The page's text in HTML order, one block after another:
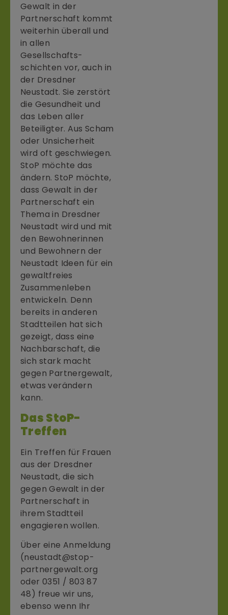
Gewalt in der
Partnerschaft kommt
weiterhin überall und
in allen
Gesellschafts­
schichten vor, auch in
der Dresdner
Neustadt. Sie zerstört
die Gesundheit und
das Leben aller
Beteiligter. Aus Scham
oder Unsicherheit
wird oft geschwiegen.
StoP möchte das
ändern. StoP möchte,
dass Gewalt in der
Partnerschaft ein
Thema in Dresdner
Neustadt wird und mit
den Bewohnerinnen
und Bewohnern der
Neustadt Ideen für ein
gewaltfreies
Zusammenleben
entwickeln. Denn
bereits in anderen
Stadtteilen hat sich
gezeigt, dass eine
Nachbarschaft, die
sich stark macht
gegen Partnergewalt,
etwas verändern
kann.
Das StoP-
Treffen
Ein Treffen für Frauen
aus der Dresdner
Neustadt, die sich
gegen Gewalt in der
Partnerschaft in
ihrem Stadtteil
engagieren wollen.
Über eine Anmeldung
(neustadt@stop-
partnergewalt.org
oder 0351 / 803 87
48) freue wir uns,
ebenso wenn Ihr